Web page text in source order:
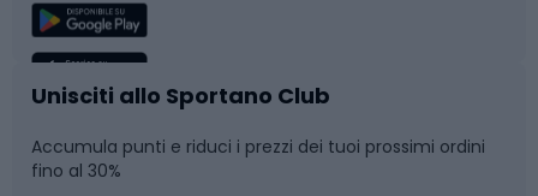
Sport di squadra
Caschi da ciclismo
Skitouring
Camminata nordica
Nuoto
Pattinaggio
Unisciti allo Sportano Club
Accumula punti e riduci i prezzi dei tuoi prossimi ordini
fino al 30%